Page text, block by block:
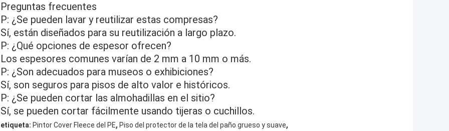
Preguntas frecuentes
P: ¿Se pueden lavar y reutilizar estas compresas?
Sí, están diseñados para su reutilización a largo plazo.
P: ¿Qué opciones de espesor ofrecen?
Los espesores comunes varían de 2 mm a 10 mm o más.
P: ¿Son adecuados para museos o exhibiciones?
Sí, son seguros para pisos de alto valor e históricos.
P: ¿Se pueden cortar las almohadillas en el sitio?
Sí, se pueden cortar fácilmente usando tijeras o cuchillos.
etiqueta: Pintor Cover Fleece del PE, Piso del protector de la tela del paño grueso y suave,